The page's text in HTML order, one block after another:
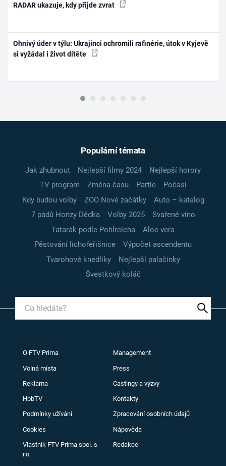
RADAR ukazuje, kdy přijde zvrat
Ohnivý úder v týlu: Ukrajinci ochromili rafinérie, útok v Kyjevě
si vyžádal i život dítěte
Populární témata
Jak zhubnout Nejlepší filmy 2024
Nejlepší horory
TV program
Změna času Partie
Počasí
Kdy budou volby
ZOO Nové začátky
Auto – katalog
7 pádů Honzy Dědka
Volby 2025
Svařené víno
Tatarák podle Pohlreicha
Aloe vera
Pěstování lichořeřišnice
Výpočet ascendentu
Tvarohové knedlíky
Nejlepší palačinky
Švestkový koláč
O FTV Prima Management
Volná místa Press
Reklama Castingy a výzvy
HbbTV Kontakty
Podmínky užívání Zpracování osobních údajů
Cookies Nápověda
Vlastník FTV Prima spol. s
r.o.
Redakce